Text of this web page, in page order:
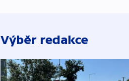
Výběr redakce